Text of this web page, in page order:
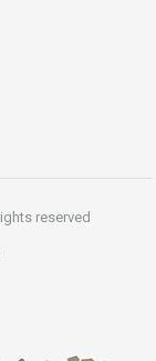
reserved